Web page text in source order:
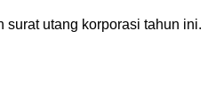
surat utang korporasi tahun ini.